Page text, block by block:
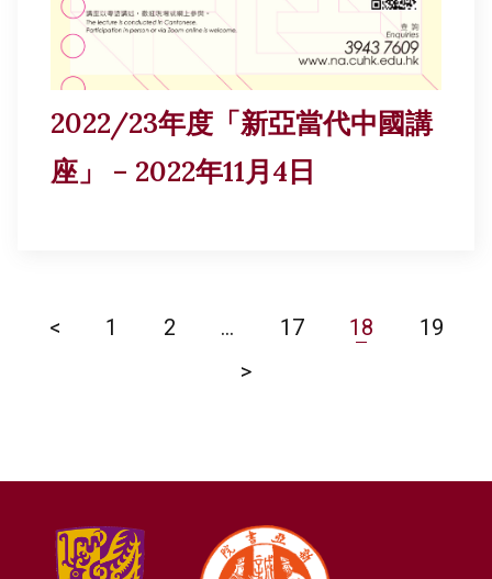
2022/23年度「新亞當代中國講
座」 – 2022年11月4日
< 1 2 ... 17 18
19
>